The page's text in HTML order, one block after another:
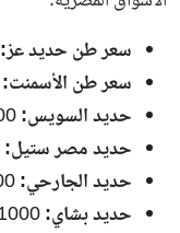
سعر طن حديد عز:
سعر طن الأسمنت:
حديد السويس:
حديد مصر ستيل:
حديد الجارحي:
حديد بشاي: